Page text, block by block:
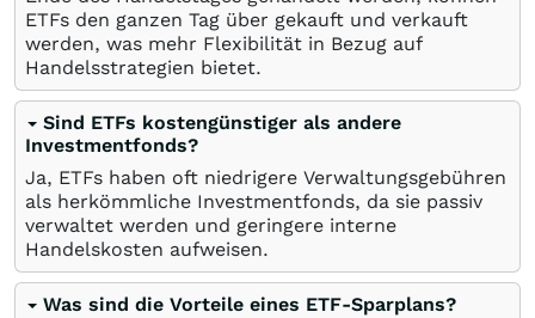
ETFs den ganzen Tag über gekauft und verkauft
werden, was mehr Flexibilität in Bezug auf
Handelsstrategien bietet.
Sind ETFs kostengünstiger als andere
Investmentfonds?
Ja, ETFs haben oft niedrigere Verwaltungsgebühren
als herkömmliche Investmentfonds, da sie passiv
verwaltet werden und geringere interne
Handelskosten aufweisen.
Was sind die Vorteile eines ETF-Sparplans?